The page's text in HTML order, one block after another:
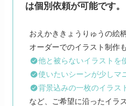
は個別依頼が可能です。
おえかききょうりゅうの絵
他と被らないイラストを
使いたいシーンが少しマ
背景込みの一枚のイラス
など、ご希望に沿ったイラ